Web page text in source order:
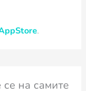
.
на самите